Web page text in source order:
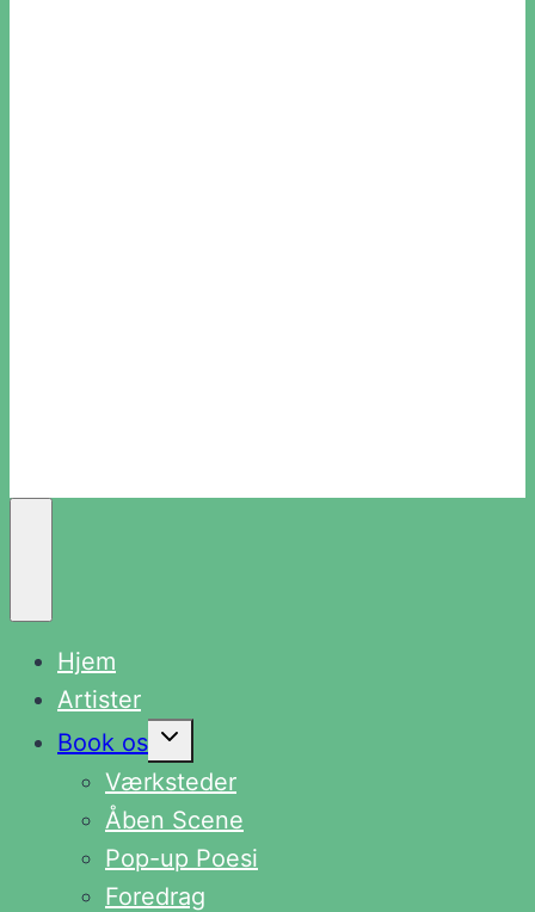
Hjem
Artister
Book os Skift
undermenu
Værksteder
Åben Scene
Pop-up Poesi
Foredrag